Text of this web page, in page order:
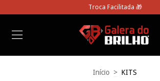
Troca Facilitada 🎁
Início > KITS